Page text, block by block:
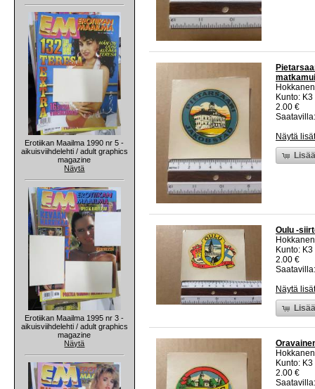
Erotiikan Maailma 1990 nr 5 -
aikuisviihdelehti / adult graphics
magazine
Näytä
Erotiikan Maailma 1995 nr 3 -
aikuisviihdelehti / adult graphics
magazine
Näytä
Kunto:
2.00 €
Näytä
Oulu -
Kunto:
2.00 €
Näytä
Kunto:
2.00 €